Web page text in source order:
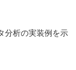
分析の実装例を示